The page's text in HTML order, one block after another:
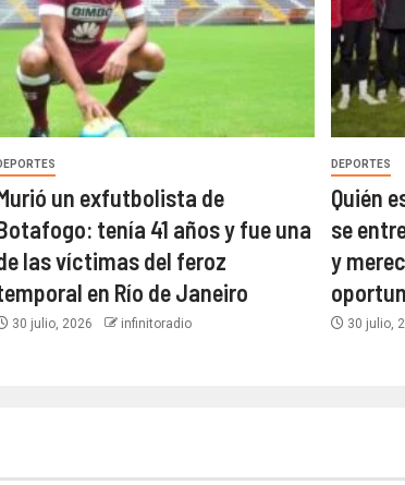
un exfutbolista de
tenía 41 años y fue una
las víctimas del feroz
en Río de Janeiro
30 julio, 2026 infinitoradio
DEPORTES
Quién
se
y
30 julio,